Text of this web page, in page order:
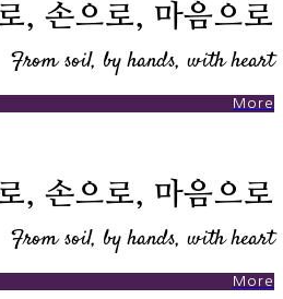
, 손으로, 마음으로
From soil, by hands, with heart
More
, 손으로, 마음으로
From soil, by hands, with heart
More